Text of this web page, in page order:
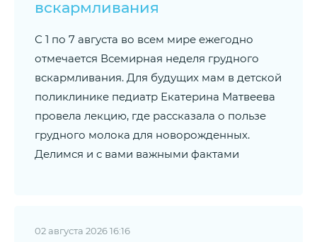
вскармливания
С 1 по 7 августа во всем мире ежегодно
отмечается Всемирная неделя грудного
вскармливания. Для будущих мам в детской
поликлинике педиатр Екатерина Матвеева
провела лекцию, где рассказала о пользе
грудного молока для новорожденных.
Делимся и с вами важными фактами
02 августа 2026 16:16